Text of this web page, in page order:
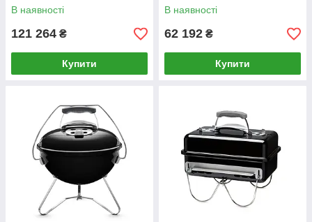
В наявності
121 264 ₴
Купити
В наявності
62 192 ₴
Купити